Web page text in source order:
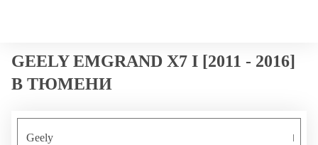
GEELY EMGRAND X7 I [2011 - 2016]
В ТЮМЕНИ
Geely